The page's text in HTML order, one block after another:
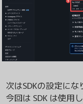
次はSDKの設定にな